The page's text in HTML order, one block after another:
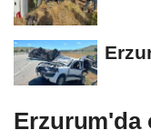
Erzurum'da